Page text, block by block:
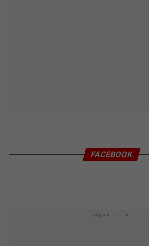
FACEBOOK
PUBBLICITÀ